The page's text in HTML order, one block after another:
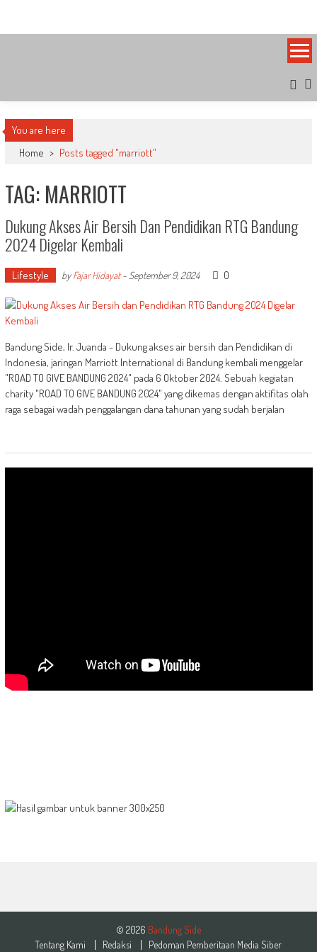
content
You are here
Home > Posts tagged "marriott"
TAG: MARRIOTT
Dukung Akses Air Bersih Dan Pendidikan RTG Bandung
2024 Digelar Kembali
Lifestyle byFajar Hidayat- September 9, 2024 0
Bandung Side, Ir. Juanda - Dukung akses air bersih dan Pendidikan di
Indonesia, jaringan Marriott International di Bandung kembali menggelar
"ROAD TO GIVE BANDUNG 2024" pada 6 Oktober 2024. Sebuah kegiatan
charity "ROAD TO GIVE BANDUNG 2024" yang dikemas dengan aktifitas olah
raga sebagai wadah penggalangan dana tahunan yang sudah berjalan
© 2026 Bandung Side
Tentang Kami
Redaksi Pedoman Pemberitaan Media Siber